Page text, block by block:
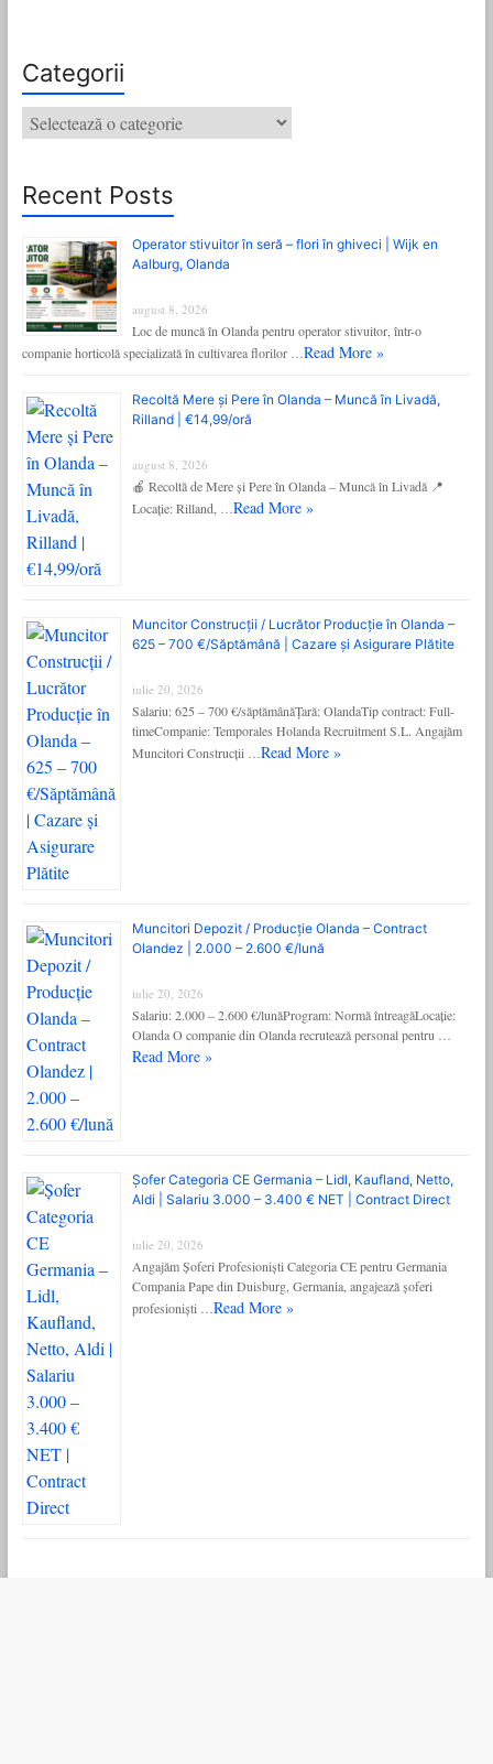
Categorii
Categorii
Recent Posts
Operator stivuitor în seră – flori în ghiveci | Wijk en
Aalburg, Olanda
august 8, 2026
Loc de muncă în Olanda pentru operator stivuitor, într-o
companie horticolă specializată în cultivarea florilor … Read More »
Recoltă Mere și Pere în Olanda – Muncă în Livadă,
Rilland | €14,99/oră
august 8, 2026
🍎 Recoltă de Mere și Pere în Olanda – Muncă în Livadă 📍
Locație: Rilland, … Read More »
Muncitor Construcții / Lucrător Producție în Olanda –
625 – 700 €/Săptămână | Cazare și Asigurare Plătite
iulie 20, 2026
Salariu: 625 – 700 €/săptămânăȚară: OlandaTip contract: Full-
timeCompanie: Temporales Holanda Recruitment S.L. Angajăm
Muncitori Construcții … Read More »
Muncitori Depozit / Producție Olanda – Contract
Olandez | 2.000 – 2.600 €/lună
iulie 20, 2026
Salariu: 2.000 – 2.600 €/lunăProgram: Normă întreagăLocație:
Olanda O companie din Olanda recrutează personal pentru …
Read More »
Șofer Categoria CE Germania – Lidl, Kaufland, Netto,
Aldi | Salariu 3.000 – 3.400 € NET | Contract Direct
iulie 20, 2026
Angajăm Șoferi Profesioniști Categoria CE pentru Germania
Compania Pape din Duisburg, Germania, angajează șoferi
profesioniști … Read More »